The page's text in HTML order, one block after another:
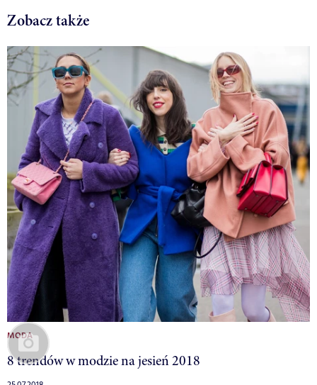
Zobacz także
MODA
8 trendów w modzie na jesień 2018